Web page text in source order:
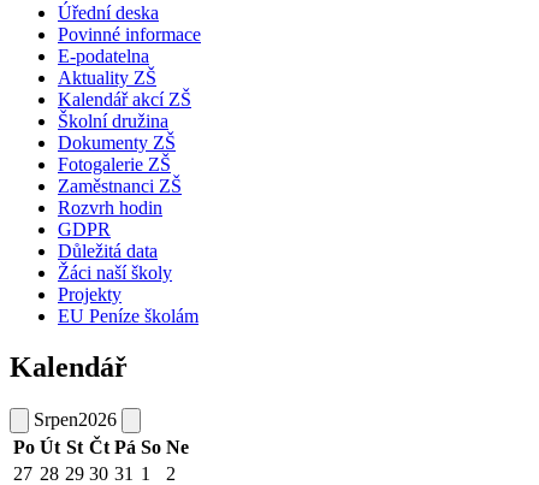
Úřední deska
Povinné informace
E-podatelna
Aktuality ZŠ
Kalendář akcí ZŠ
Školní družina
Dokumenty ZŠ
Fotogalerie ZŠ
Zaměstnanci ZŠ
Rozvrh hodin
GDPR
Důležitá data
Žáci naší školy
Projekty
EU Peníze školám
Kalendář
Srpen2026
Po Út St Čt Pá So Ne
27 28 29 30 31 1
2